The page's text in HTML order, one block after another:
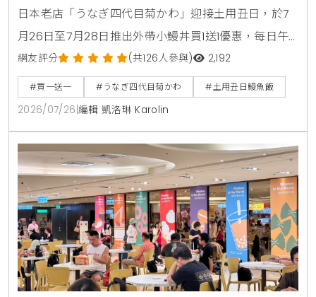
日本老店「うなぎ四代目菊かわ」迎接土用丑日，於7
月26日至7月28日推出外帶小鰻丼買1送1優惠，每日午
晚餐各限量15組。即日起至8月31日同步開賣「夏鰻雙
饗宴」特價2450元與全新單品冷筍沙拉，提供最道地
的日本夏日食補饗宴。
網友評分 (共126人參與) 2,192
#買一送一 #うなぎ四代目菊かわ #土用丑日鰻魚飯
2026/07/26 編輯 凱洛琳 Karolin